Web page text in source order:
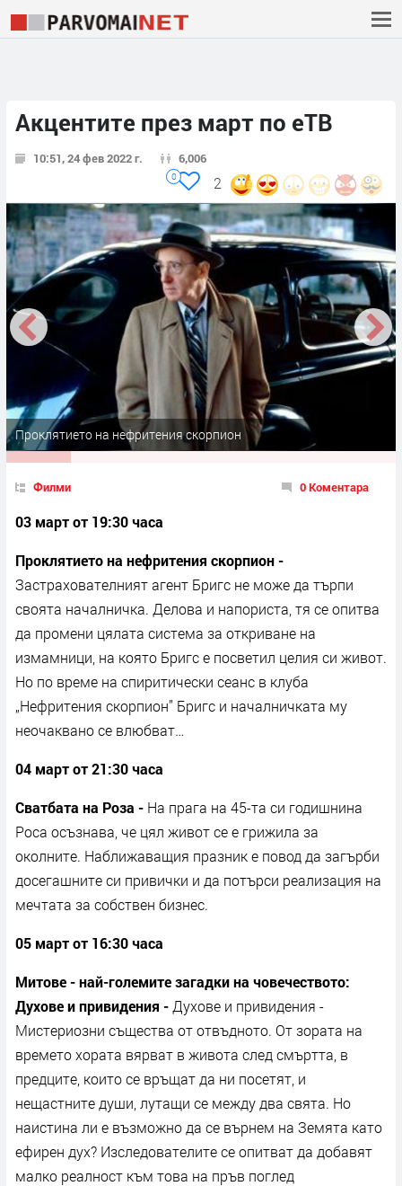
Акцентите през март по еТВ
10:51, 24 фев 2022 г. 6,006
2
0
Проклятието на нефритения скорпион
Филми 0 Коментара
03 март от 19:30 часа
Проклятието на нефритения скорпион -
Застрахователният агент Бригс не може да търпи
своята началничка. Делова и напориста, тя се опитва
да промени цялата система за откриване на
измамници, на която Бригс е посветил целия си живот.
Но по време на спиритически сеанс в клуба
„Нефритения скорпион” Бригс и началничката му
неочаквано се влюбват…
04 март от 21:30 часа
Сватбата на Роза - На прага на 45-та си годишнина
Роса осъзнава, че цял живот се е грижила за
околните. Наближаващия празник е повод да загърби
досегашните си привички и да потърси реализация на
мечтата за собствен бизнес.
05 март от 16:30 часа
Митове - най-големите загадки на човечеството:
Духове и привидения - Духове и привидения -
Мистериозни същества от отвъдното. От зората на
времето хората вярват в живота след смъртта, в
предците, които се връщат да ни посетят, и
нещастните души, лутащи се между два свята. Но
наистина ли е възможно да се върнем на Земята като
ефирен дух? Изследователите се опитват да добавят
малко реалност към това на пръв поглед